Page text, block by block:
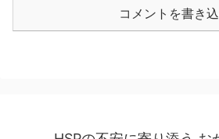
コメントを書き